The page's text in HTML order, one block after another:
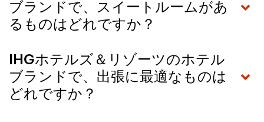
ブランドで、スイートルームがあ
るものはどれですか？
IHGホテルズ＆リゾーツのホテル
ブランドで、出張に最適なものは
どれですか？